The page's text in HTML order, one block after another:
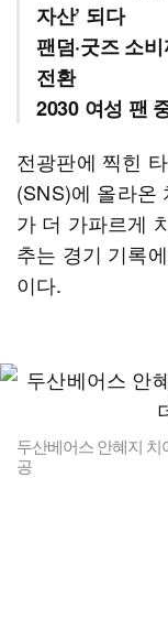
자산’ 되다
팬덤·굿즈 소
전환
2030 여성 팬
전광판에 찍힌
(SNS)에 올라온
가 더 가파르게
추는 경기 기록
이다.
두산베어스 안혜지
공